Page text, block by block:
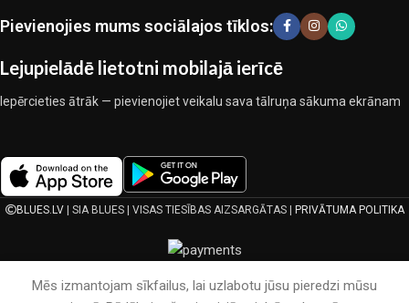
ekspluatācijas īpašības, pievilcīgu izstrādājumu izskatu, ilgu
lietošanas laiku un kalpošanas laiku.
Pievienojies mums sociālajos tīklos:
Lejupielādē lietotni mobilajā ierīcē
Iepērcieties ātrāk — pievienojiet veikalu sava tālruņa sākuma ekrānam
BLUES.LV| SIA BLUES | VISAS TIESĪBAS AIZSARGĀTAS | PRIVĀTUMA POLITIKA
Mēs izmantojam sīkfailus, lai uzlabotu jūsu pieredzi mūsu